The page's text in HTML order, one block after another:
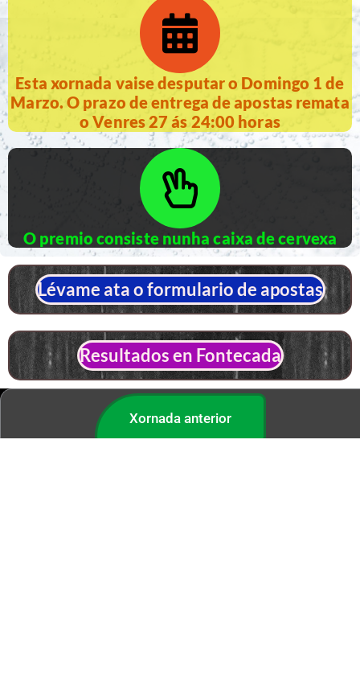
Esta xornada vaise desputar o Domingo 1 de
Marzo. O prazo de entrega de apostas remata
o Venres 27 ás 24:00 horas
O premio consiste nunha caixa de cervexa
Lévame ata o formulario de apostas
Resultados en Fontecada
Xornada anterior